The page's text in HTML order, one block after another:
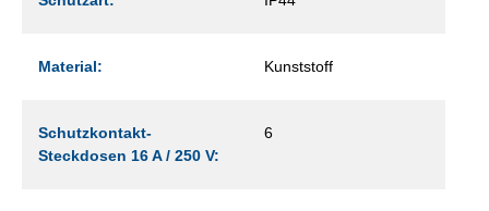
Material: Kunststoff
Schutzkontakt-
Steckdosen 16 A / 250 V:
6